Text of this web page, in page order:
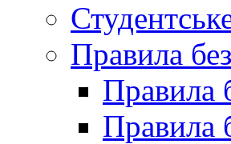
Правила
Правила
Правила